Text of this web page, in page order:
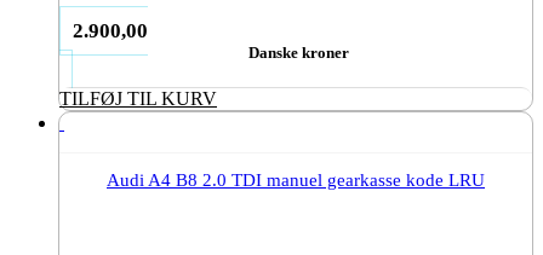
2.900,00
Danske kroner
TILFØJ TIL KURV
Audi A4 B8 2.0 TDI manuel gearkasse kode LRU